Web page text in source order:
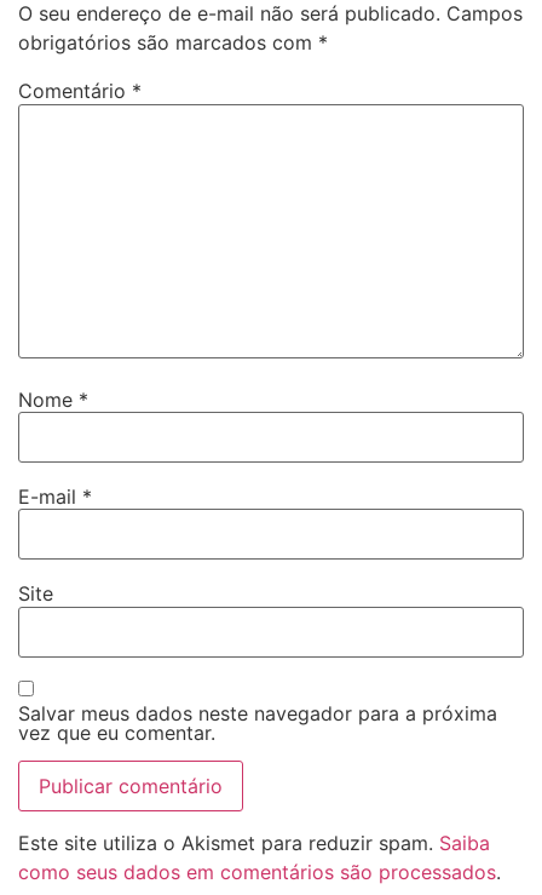
O seu endereço de e-mail não será publicado. Campos
obrigatórios são marcados com *
Comentário *
Nome *
E-mail *
Site
Salvar meus dados neste navegador para a próxima
vez que eu comentar.
Este site utiliza o Akismet para reduzir spam. Saiba
como seus dados em comentários são processados.